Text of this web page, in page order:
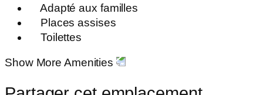
Adapté aux familles
Places assises
Toilettes
Show More Amenities